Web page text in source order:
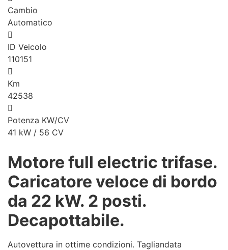
Cambio
Automatico
ID Veicolo
110151
Km
42538
Potenza KW/CV
41 kW / 56 CV
Motore full electric trifase.
Caricatore veloce di bordo
da 22 kW. 2 posti.
Decapottabile.
Autovettura in ottime condizioni. Tagliandata